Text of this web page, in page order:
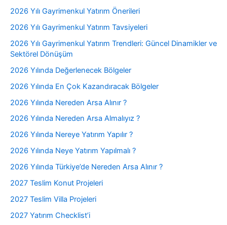
2026 Yılı Gayrimenkul Yatırım Önerileri
2026 Yılı Gayrimenkul Yatırım Tavsiyeleri
2026 Yılı Gayrimenkul Yatırım Trendleri: Güncel Dinamikler ve
Sektörel Dönüşüm
2026 Yılında Değerlenecek Bölgeler
2026 Yılında En Çok Kazandıracak Bölgeler
2026 Yılında Nereden Arsa Alınır ?
2026 Yılında Nereden Arsa Almalıyız ?
2026 Yılında Nereye Yatırım Yapılır ?
2026 Yılında Neye Yatırım Yapılmalı ?
2026 Yılında Türkiye’de Nereden Arsa Alınır ?
2027 Teslim Konut Projeleri
2027 Teslim Villa Projeleri
2027 Yatırım Checklist’i